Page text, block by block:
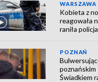
WARSZAWA
Kobieta z
reagowała
raniła
POZNAŃ
Świadkiem